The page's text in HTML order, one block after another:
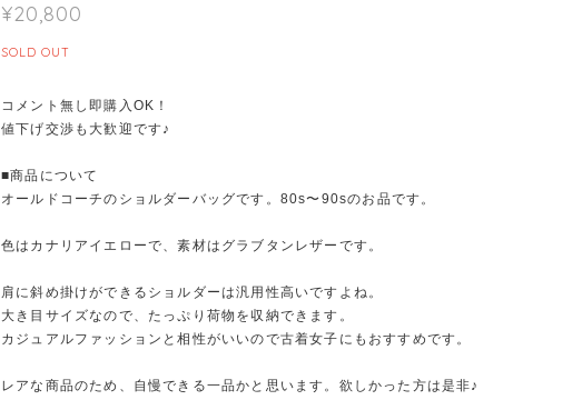
¥20,800
SOLD OUT
コメント無し即購入OK！
値下げ交渉も大歓迎です♪
■商品について
オールドコーチのショルダーバッグです。80s〜90sのお品です。
色はカナリアイエローで、素材はグラブタンレザーです。
肩に斜め掛けができるショルダーは汎用性高いですよね。
大き目サイズなので、たっぷり荷物を収納できます。
カジュアルファッションと相性がいいので古着女子にもおすすめです。
レアな商品のため、自慢できる一品かと思います。欲しかった方は是非♪